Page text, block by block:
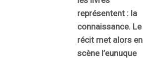
représentent : la
connaissance. Le
récit met alors en
scène l’eunuque